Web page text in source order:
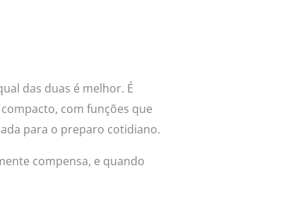
das duas é melhor. É
com funções que
para o preparo cotidiano.
compensa, e quando